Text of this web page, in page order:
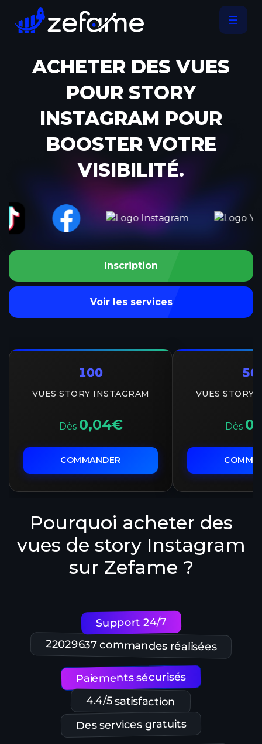
ACHETER DES VUES
POUR STORY
INSTAGRAM POUR
BOOSTER VOTRE
VISIBILITÉ.
Inscription
Voir les services
100
VUES STORY INSTAGRAM
Dès 0,04€
COMMANDER
VUES STORY
Dès
Pourquoi acheter des
vues de story Instagram
sur Zefame ?
22029637 commandes réalisées
Support 24/7
Paiements sécurisés
4.4/5 satisfaction
Des services gratuits